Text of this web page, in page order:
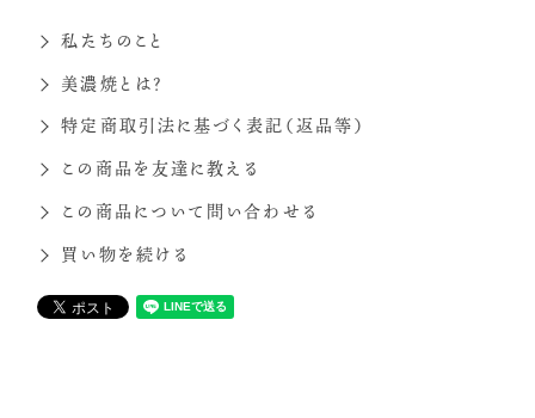
私たちのこと
美濃焼とは？
特定商取引法に基づく表記（返品等）
この商品を友達に教える
この商品について問い合わせる
買い物を続ける